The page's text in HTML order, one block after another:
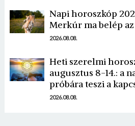
Napi horoszkóp
Merkúr ma belép
2026.08.08.
Heti szerelmi
augusztus 8-14.: a
próbára teszi a
2026.08.08.